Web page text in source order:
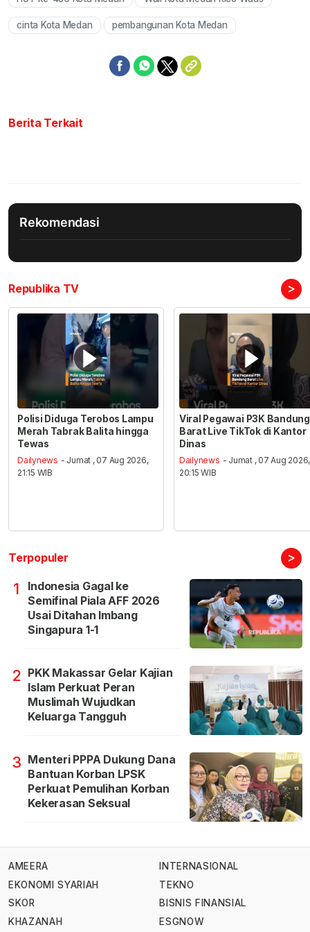
Mute
cinta Kota Medan pembangunan Kota Medan
Berita Terkait
Rekomendasi
Republika TV >
Polisi Diduga Terobos Lampu
Merah Tabrak Balita hingga
Tewas
Dailynews - Jumat , 07 Aug 2026,
21:15 WIB
Viral Pegawai P3K Bandung
Barat Live TikTok di Kantor
Dinas
Dailynews - Jumat , 07 Aug 2026,
20:15 WIB
Terpopuler >
1
Indonesia Gagal ke
Semifinal Piala AFF 2026
Usai Ditahan Imbang
Singapura 1-1
2 PKK Makassar Gelar Kajian
Islam Perkuat Peran
Muslimah Wujudkan
Keluarga Tangguh
3 Menteri PPPA Dukung Dana
Bantuan Korban LPSK
Perkuat Pemulihan Korban
Kekerasan Seksual
AMEERA
EKONOMI SYARIAH
SKOR
KHAZANAH
INTERNASIONAL
TEKNO
BISNIS FINANSIAL
ESGNOW